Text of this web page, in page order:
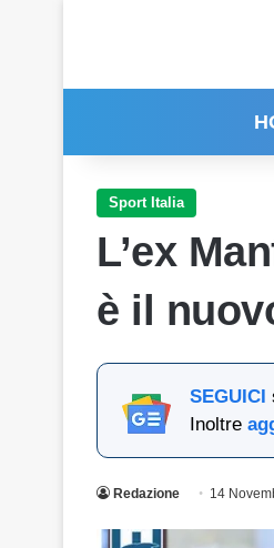
Sport Italia
L’ex
è il
SEGUICI
Inoltre
Redazione 14